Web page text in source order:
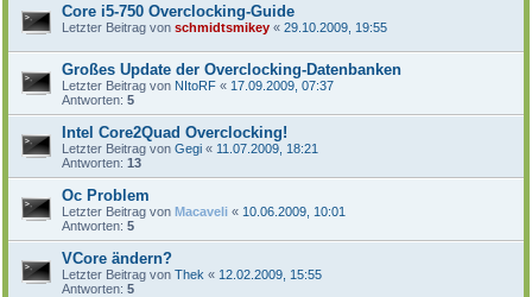
Core i5-750 Overclocking-Guide
Letzter Beitrag von schmidtsmikey « 29.10.2009, 19:55
Großes Update der Overclocking-Datenbanken
Letzter Beitrag von NItoRF « 17.09.2009, 07:37
Antworten: 5
Intel Core2Quad Overclocking!
Letzter Beitrag von Gegi « 11.07.2009, 18:21
Antworten: 13
Oc Problem
Letzter Beitrag von Macaveli « 10.06.2009, 10:01
Antworten: 5
VCore ändern?
Letzter Beitrag von Thek « 12.02.2009, 15:55
Antworten: 5